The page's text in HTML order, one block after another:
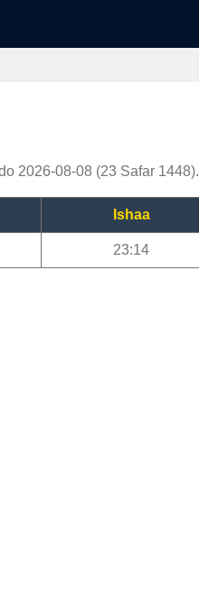
2026-08-08 (23 Safar 1448).
Ishaa
23:14